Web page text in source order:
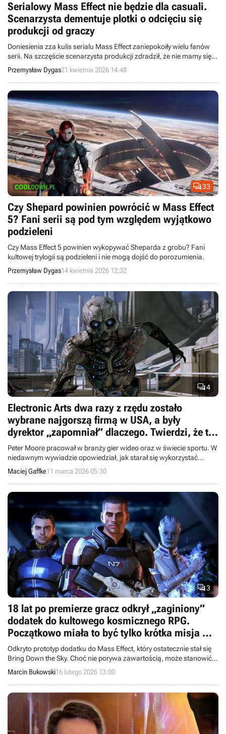
Serialowy Mass Effect nie będzie dla casuali.
Scenarzysta dementuje plotki o odcięciu się
produkcji od graczy
Doniesienia zza kulis serialu Mass Effect zaniepokoiły wielu fanów
serii. Na szczęście scenarzysta produkcji zdradził, że nie mamy się
czego obawiać.
Przemysław Dygas21 kwietnia 2026 14:48
33
Czy Shepard powinien powrócić w Mass Effect
5? Fani serii są pod tym względem wyjątkowo
podzieleni
Czy Mass Effect 5 powinien wykopywać Sheparda z grobu? Fani
kultowej trylogii są podzieleni i nie mogą dojść do porozumienia.
Przemysław Dygas14 kwietnia 2026 12:32
4
Electronic Arts dwa razy z rzędu zostało
wybrane najgorszą firmą w USA, a były
dyrektor „zapomniał” dlaczego. Twierdzi, że to
wszystko wina graczy i Mass Effect 3
Peter Moore pracował w branży gier wideo oraz w świecie sportu. W
niedawnym wywiadzie opowiedział, jak starał się wykorzystać
doświadczenie zdobyte w Electronic Arts w zarządzanym przez
siebie klubie piłkarskim.
Maciej Gaffke11 marca 2026 05:30
3
18 lat po premierze gracz odkrył „zaginiony”
dodatek do kultowego kosmicznego RPG.
Początkowo miała to być tylko krótka misja w
pierwszym Mass Effect
Odkryto prototyp dodatku do Mass Effect, który ostatecznie stał się
Bring Down the Sky. Choć nie porywa zawartością, może stanowić
nie lada ciekawostkę dla fanów serii.
Marcin Bukowski16 lutego 2026 13:00